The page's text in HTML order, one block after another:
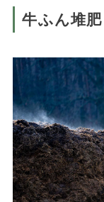
牛ふん堆肥